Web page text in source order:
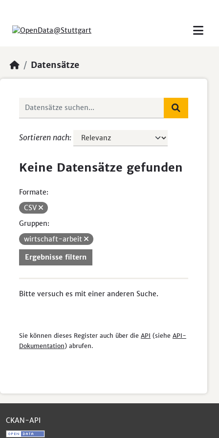
Datensätze
Sortieren nach
Keine Datensätze gefunden
Formate:
CSV
Gruppen:
wirtschaft-arbeit
Ergebnisse filtern
Bitte versuch es mit einer anderen Suche.
Sie können dieses Register auch über die API (siehe API-
Dokumentation) abrufen.
CKAN-API